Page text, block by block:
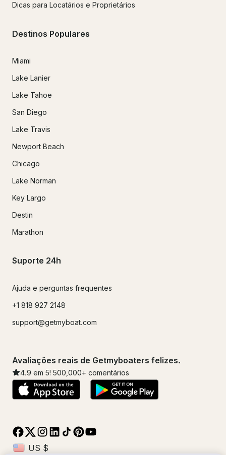
Dicas para Locatários e Proprietários
Destinos Populares
Miami
Lake Lanier
Lake Tahoe
San Diego
Lake Travis
Newport Beach
Chicago
Lake Norman
Key Largo
Destin
Marathon
Suporte 24h
Ajuda e perguntas frequentes
+1 818 927 2148
support@getmyboat.com
Avaliações reais de Getmyboaters felizes.
4.9 em 5! 500,000+ comentários